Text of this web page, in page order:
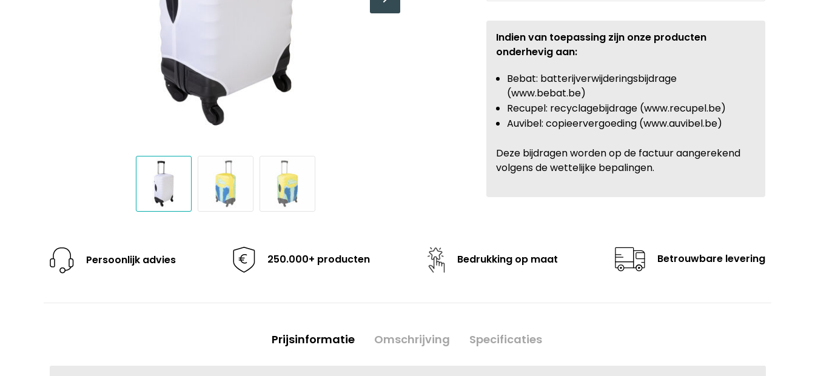
Indien van toepassing zijn onze producten
onderhevig aan:
Bebat: batterijverwijderingsbijdrage
(www.bebat.be)
Recupel: recyclagebijdrage (www.recupel.be)
Auvibel: copieervergoeding (www.auvibel.be)
Deze bijdragen worden op de factuur aangerekend
volgens de wettelijke bepalingen.
Persoonlijk advies 250.000+ producten Bedrukking op maat Betrouwbare levering
Prijsinformatie Omschrijving Specificaties